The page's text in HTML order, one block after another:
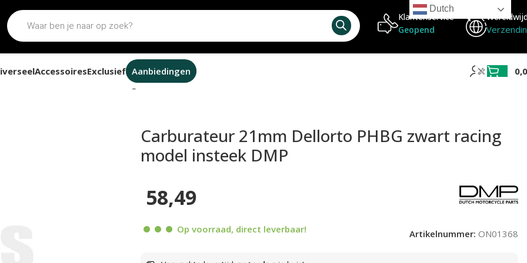
Klantenservice
Geopend
AccessoiresExclusief Aanbiedingen
Dellorto PHBG zwart racing model insteek DMP
Carburateur 21mm Dellorto PHBG zwart racing
model insteek DMP
58,49
Op voorraad, direct leverbaar! Artikelnummer: ON01368
Dutch